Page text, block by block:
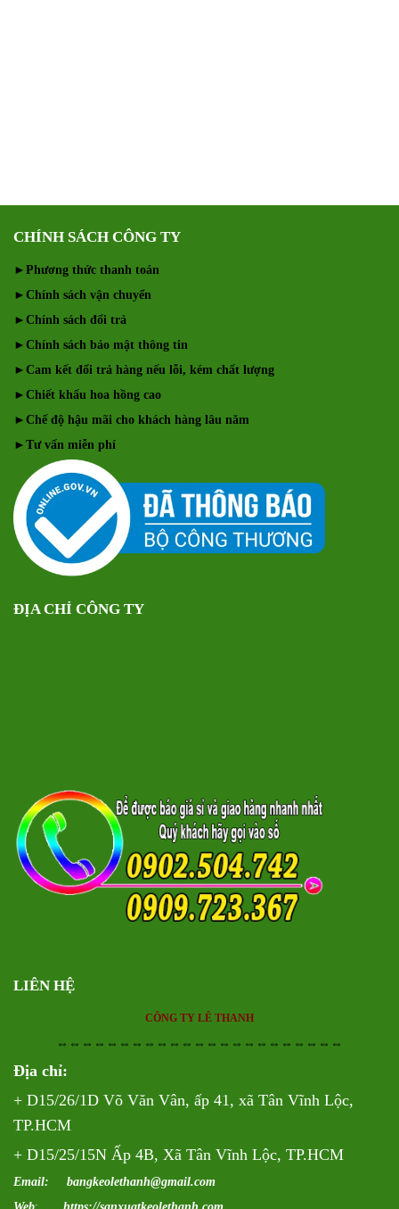
CHÍNH SÁCH CÔNG TY
► Phương thức thanh toán
► Chính sách vận chuyển
► Chính sách đổi trả
► Chính sách bảo mật thông tin
► Cam kết đổi trả hàng nếu lỗi, kém chất lượng
► Chiết khấu hoa hồng cao
► Chế độ hậu mãi cho khách hàng lâu năm
► Tư vấn miễn phí
ĐỊA CHỈ CÔNG TY
LIÊN HỆ
CÔNG TY LÊ THANH
⇔⇔⇔⇔⇔⇔⇔⇔⇔⇔⇔⇔⇔⇔⇔⇔⇔⇔⇔⇔⇔⇔⇔
Địa chỉ:
+ D15/26/1D Võ Văn Vân, ấp 41, xã Tân Vĩnh Lộc,
TP.HCM
+ D15/25/15N Ấp 4B, Xã Tân Vĩnh Lộc, TP.HCM
Email: bangkeolethanh@gmail.com